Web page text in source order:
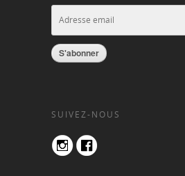
S'abonner
SUIVEZ-NOUS